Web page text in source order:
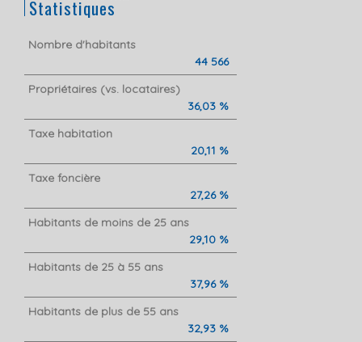
Statistiques
Nombre d'habitants
44 566
Propriétaires (vs. locataires)
36,03 %
Taxe habitation
20,11 %
Taxe foncière
27,26 %
Habitants de moins de 25 ans
29,10 %
Habitants de 25 à 55 ans
37,96 %
Habitants de plus de 55 ans
32,93 %